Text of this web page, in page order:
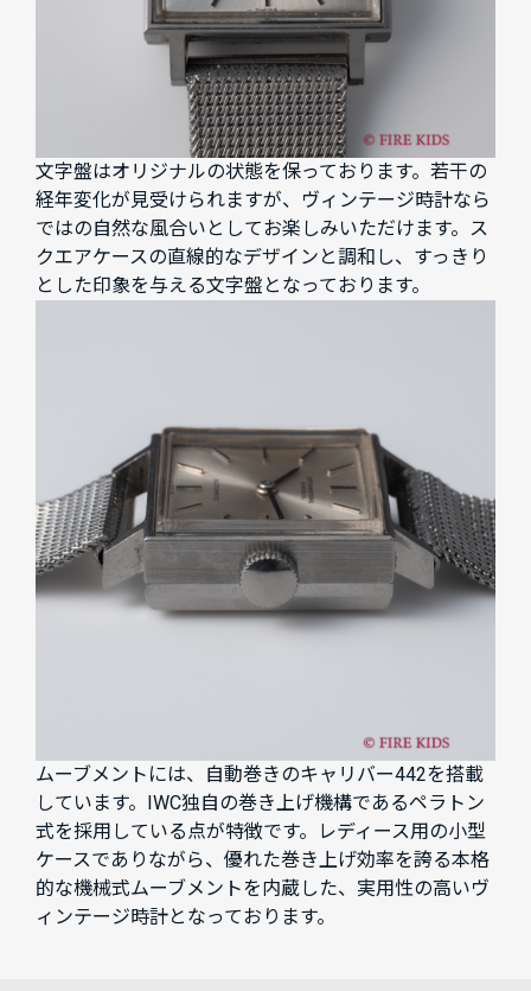
文字盤はオリジナルの状態を保っております。若干の
経年変化が見受けられますが、ヴィンテージ時計なら
ではの自然な風合いとしてお楽しみいただけます。ス
クエアケースの直線的なデザインと調和し、すっきり
とした印象を与える文字盤となっております。
ムーブメントには、自動巻きのキャリバー442を搭載
しています。IWC独自の巻き上げ機構であるペラトン
式を採用している点が特徴です。レディース用の小型
ケースでありながら、優れた巻き上げ効率を誇る本格
的な機械式ムーブメントを内蔵した、実用性の高いヴ
ィンテージ時計となっております。